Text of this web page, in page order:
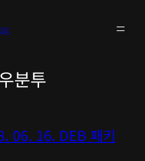
분투
06. 16. DEB 패키